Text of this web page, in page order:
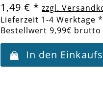
1,49 € * zzgl.
Lieferzeit 1-4 Werktage
Bestellwert 9,99€ brutto
In den